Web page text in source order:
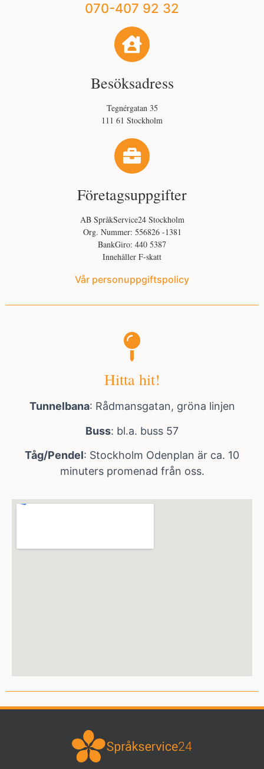
070-407 92 32
Besöksadress
Tegnérgatan 35
111 61 Stockholm
Företagsuppgifter
AB SpråkService24 Stockholm
Org. Nummer: 556826 -1381
BankGiro: 440 5387
Innehåller F-skatt
Vår personuppgiftspolicy
Hitta hit!
Tunnelbana: Rådmansgatan, gröna linjen
Buss: bl.a. buss 57
Tåg/Pendel: Stockholm Odenplan är ca. 10
minuters promenad från oss.